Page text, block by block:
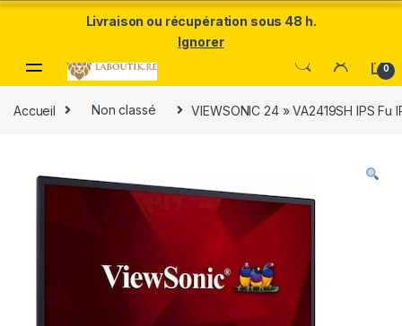
Un Père ULTRA exceptionnel mérite le meilleur.Offrez-lui la
puissance et l'élégance du Samsung Galaxy S25 Ultra à prix réduit.
0
Accueil Non classé VIEWSONIC 24 » VA2419SH IPS Fu
Livraison ou récupération sous 48 h.
Ignorer